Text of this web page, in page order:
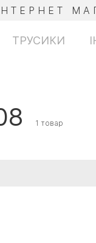
ТРУСИКИ
1 товар